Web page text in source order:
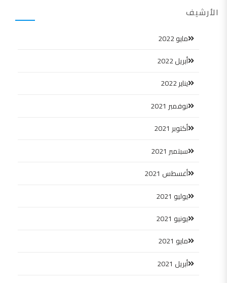
الأرشيف
مايو 2022
أبريل 2022
يناير 2022
نوفمبر 2021
أكتوبر 2021
سبتمبر 2021
أغسطس 2021
يوليو 2021
يونيو 2021
مايو 2021
أبريل 2021